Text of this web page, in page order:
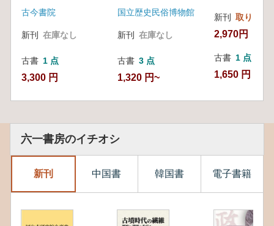
古今書院
新刊 在庫なし
古書 1 点
3,300 円
国立歴史民俗博物館
新刊 在庫なし
古書 3 点
1,320 円~
新刊 取り寄せ
2,970円
古書 1 点
1,650 円
六一書房のイチオシ
新刊 中国書 韓国書 電子書籍